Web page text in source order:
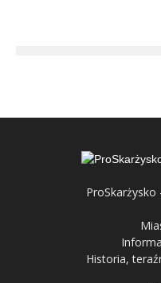
ProSkarżysko
Historia,